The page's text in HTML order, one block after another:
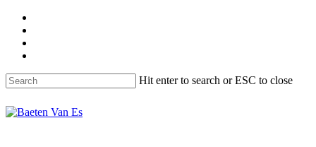
Skip
main
content
Hit enter to search or ESC to close
Close